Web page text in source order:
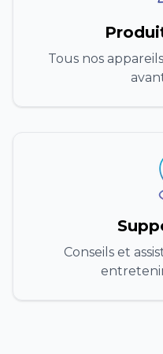
Tous nos
Conseils et